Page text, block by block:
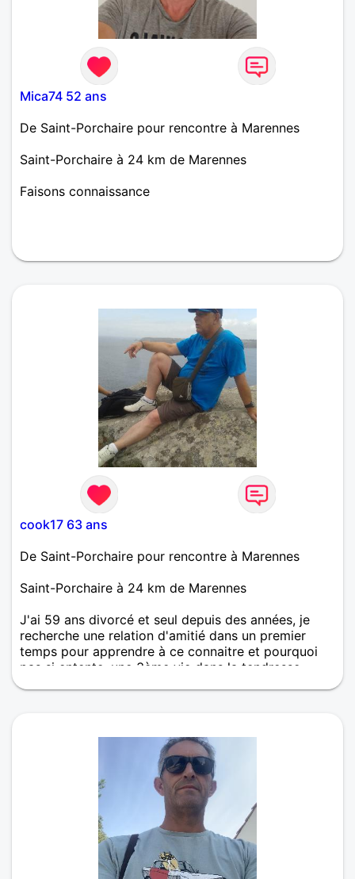
Mica74 52 ans
De Saint-Porchaire pour rencontre à Marennes
Saint-Porchaire à 24 km de Marennes
Faisons connaissance
cook17 63 ans
De Saint-Porchaire pour rencontre à Marennes
Saint-Porchaire à 24 km de Marennes
J'ai 59 ans divorcé et seul depuis des années, je
recherche une relation d'amitié dans un premier
temps pour apprendre à ce connaitre et pourquoi
pas si entente, une 3ème vie dans la tendresse,